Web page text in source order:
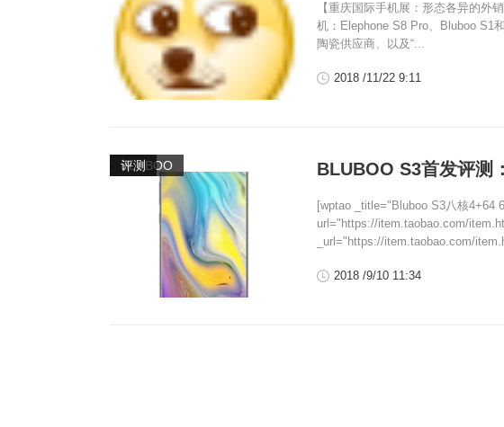
【重庆国际手机展：形态各异的外
机：Elephone S8 Pro、Bluboo S1
陶瓷供应商、以及“...
2018 /11/22 9:11
BLUBOO
评测 BLUBOO S3首发评测
[wptao _title="Bluboo S3八核4+64
url="https://item.taobao.com/
_url="https://item.taobao.com/
2018 /9/10 11:34